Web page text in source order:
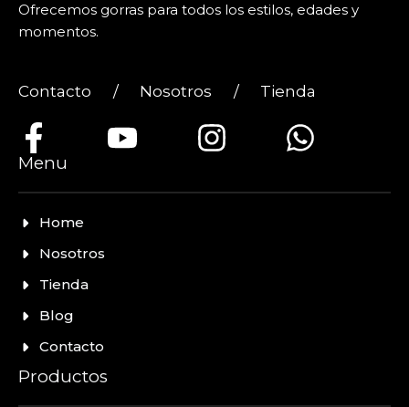
Ofrecemos gorras para todos los estilos, edades y
momentos.
Contacto / Nosotros / Tienda
Menu
Home
Nosotros
Tienda
Blog
Contacto
Productos